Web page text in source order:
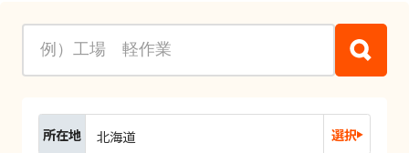
所在地 北海道 選択